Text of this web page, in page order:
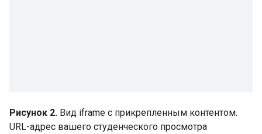
Рисунок 2. Вид iframe с прикрепленным контентом.
URL-адрес вашего студенческого просмотра